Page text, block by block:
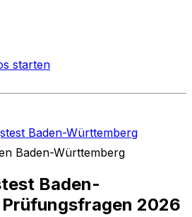
starten
Baden-Württemberg
Baden-Württemberg
Baden-
2026